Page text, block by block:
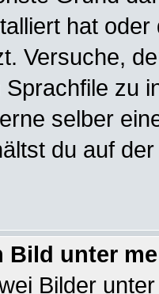
hat
Versuche,
zu
selber
du auf
Bild unter
Bilder